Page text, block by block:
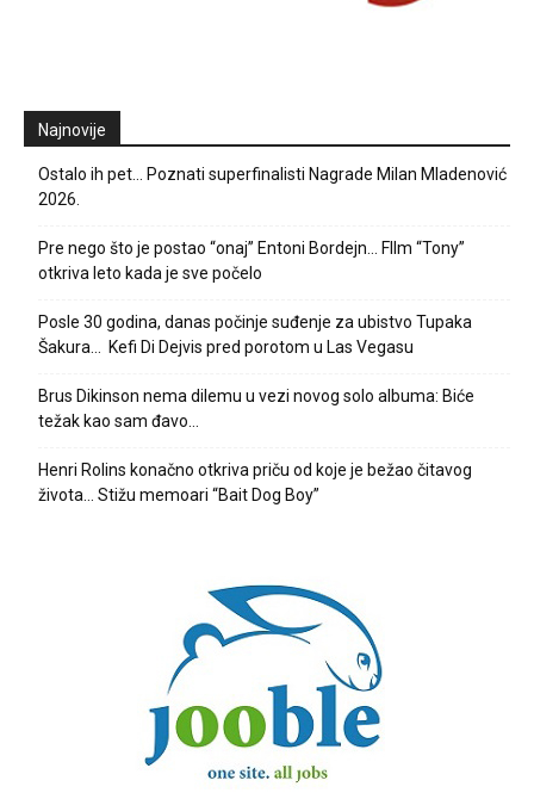
Najnovije
Ostalo ih pet… Poznati superfinalisti Nagrade Milan Mladenović
2026.
Pre nego što je postao “onaj” Entoni Bordejn… FIlm “Tony”
otkriva leto kada je sve počelo
Posle 30 godina, danas počinje suđenje za ubistvo Tupaka
Šakura… Kefi Di Dejvis pred porotom u Las Vegasu
Brus Dikinson nema dilemu u vezi novog solo albuma: Biće
težak kao sam đavo…
Henri Rolins konačno otkriva priču od koje je bežao čitavog
života… Stižu memoari “Bait Dog Boy”